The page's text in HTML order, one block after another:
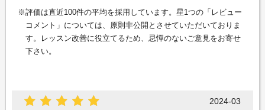
評価は直近100件の平均を採用しています。星1つの「レビュー
コメント」については、原則非公開とさせていただいておりま
す。レッスン改善に役立てるため、忌憚のないご意見をお寄せ
下さい。
2024-03